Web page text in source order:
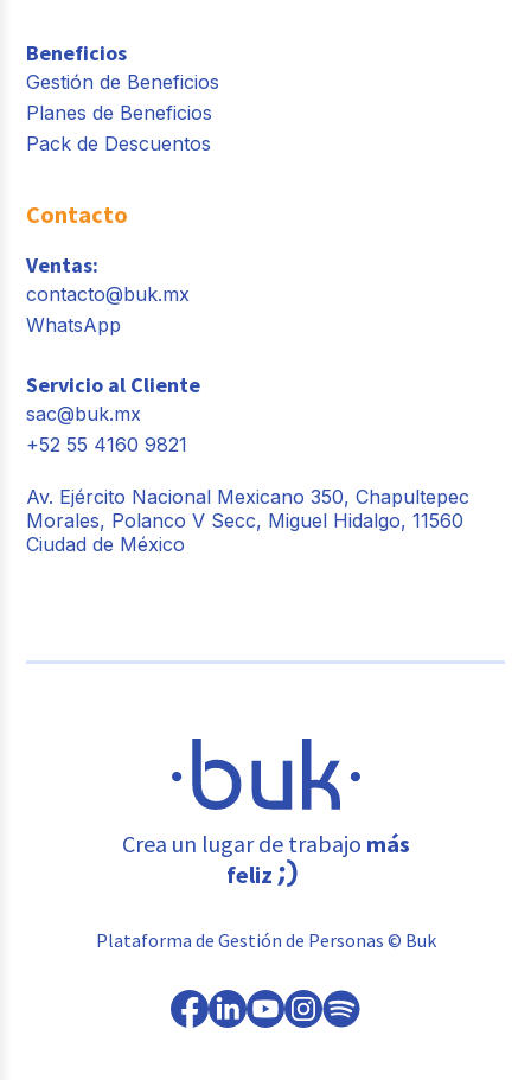
Beneficios
Gestión de Beneficios
Planes de Beneficios
Pack de Descuentos
Contacto
Ventas:
contacto@buk.mx
WhatsApp
Servicio al Cliente
sac@buk.mx
+52 55 4160 9821
Av. Ejército Nacional Mexicano 350, Chapultepec
Morales, Polanco V Secc, Miguel Hidalgo, 11560
Ciudad de México
Crea un lugar de trabajo más
feliz
Plataforma de Gestión de Personas © Buk